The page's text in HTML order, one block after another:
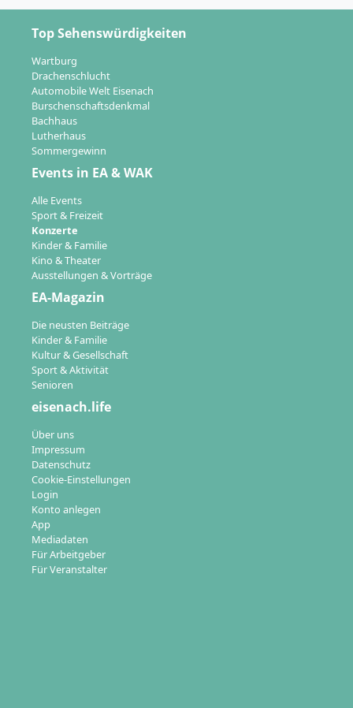
Top Sehenswürdigkeiten
Wartburg
Drachenschlucht
Automobile Welt Eisenach
Burschenschaftsdenkmal
Bachhaus
Lutherhaus
Sommergewinn
Events in EA & WAK
Alle Events
Sport & Freizeit
Konzerte
Kinder & Familie
Kino & Theater
Ausstellungen & Vorträge
EA-Magazin
Die neusten Beiträge
Kinder & Familie
Kultur & Gesellschaft
Sport & Aktivität
Senioren
eisenach.life
Über uns
Impressum
Datenschutz
Cookie-Einstellungen
Login
Konto anlegen
App
Mediadaten
Für Arbeitgeber
Für Veranstalter